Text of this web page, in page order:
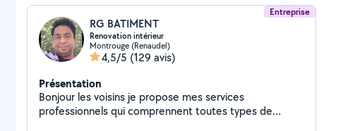
Entreprise
RG BATIMENT
Renovation intérieur
Montrouge (Renaudel)
4,5/5 (129 avis)
Présentation
Bonjour les voisins je propose mes services
professionnels qui comprennent toutes types de